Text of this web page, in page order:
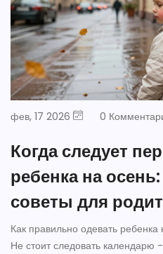
фев, 17 2026 0
Когда следует
ребенка на
советы для
Как правильно одевать
Не стоит следовать календарю